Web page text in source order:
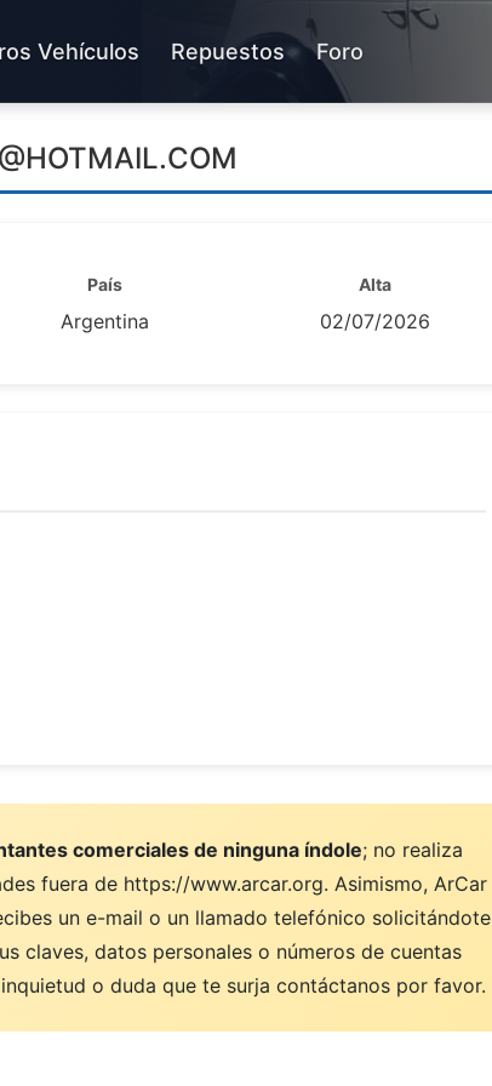
Vehículos Repuestos Foro
País
Argentina
Alta
02/07/2026
comerciales de ninguna índole; no realiza
fuera de https://www.arcar.org. Asimismo, ArCar
un e-mail o un llamado telefónico solicitándote
claves, datos personales o números de cuentas
o duda que te surja contáctanos por favor.